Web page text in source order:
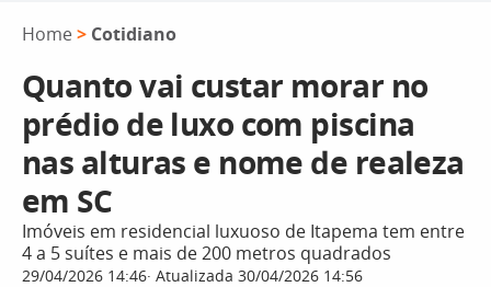
Home > Cotidiano
Quanto vai custar morar no
prédio de luxo com piscina
nas alturas e nome de realeza
em SC
Imóveis em residencial luxuoso de Itapema tem entre
4 a 5 suítes e mais de 200 metros quadrados
29/04/2026 14:46 Atualizada 30/04/2026 14:56